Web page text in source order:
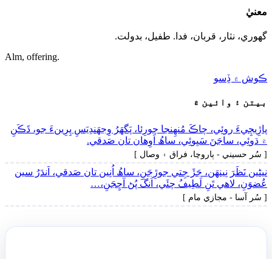
معنيٰ
گهوري، نثار، قربان، فدا. طفيل، بدولت.
Alm, offering.
ڪوش ۾ ڏِسو
بيتن ۽ وائين ۾
پاڙِيچِيءَ روئِي، چاڪَ مُنھِنجا چورِئا، پَگهَرُ وِجهَندِيَسِ پِرِينءَ جو، ڌَڪَنِ
۾ ڌوئِي، ساجَنَ سَڀوئِي، ساھُ اَوِھان تان صَدقي.
[ سُر حسيني - ٻاروچا، فراق ۽ وصال ]
نيڻين نَظَرَ نِينھَن، جَڙَ جِتي جوڙِجَنِ، ساھُ اُنِين تان صَدقي، اَندَرُ سين
عُضوَنِ، لاھي تَنِ لَطِيفُ چئَي، اَنگَ پُڻ آڇِجَنِ،…
[ سُر آسا - مجازي مام ]